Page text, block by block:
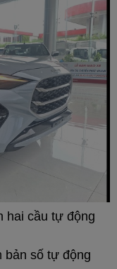
hai cầu tự động
bản số tự động